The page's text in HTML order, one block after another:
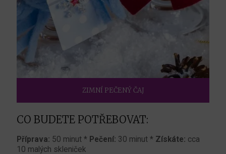
ZIMNÍ PEČENÝ ČAJ
CO BUDETE POTŘEBOVAT:
Příprava: 50 minut * Pečení: 30 minut * Získáte: cca
10 malých skleniček